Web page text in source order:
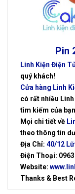
Pin
Linh Kiện Điện
quý khách!
Cửa hàng Linh
có rất nhiều
tìm kiếm của
Mọi chi tiết về
theo thông tin
Địa Chỉ: 40/12
Điện Thoại:
Website:
Thanks & Best